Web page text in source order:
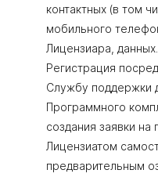
контактных (в том
мобильного
Лицензиара, данных.
Регистрация
Службу поддержки
Программного
создания заявки
Лицензиатом
предварительным